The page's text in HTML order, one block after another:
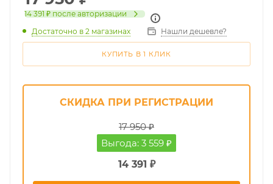
14 391 ₽ после авторизации
Достаточно в 2 магазинах Нашли дешевле?
КУПИТЬ В 1 КЛИК
СКИДКА ПРИ РЕГИСТРАЦИИ
17 950 ₽
Выгода: 3 559 ₽
14 391 ₽